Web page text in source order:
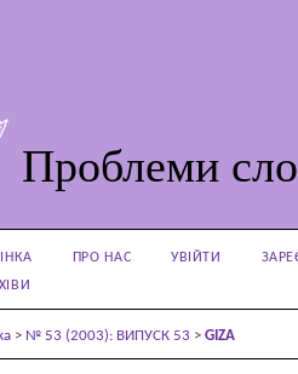
Проблеми
ПРО НАС УВІЙТИ
> № 53 (2003): ВИПУСК 53 > GIZA